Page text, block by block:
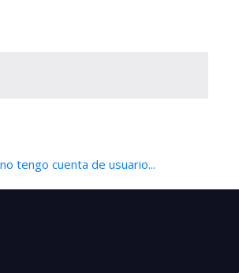
tengo cuenta de usuario...